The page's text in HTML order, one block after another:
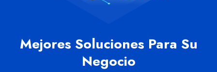
Mejores Soluciones Para Su
Negocio